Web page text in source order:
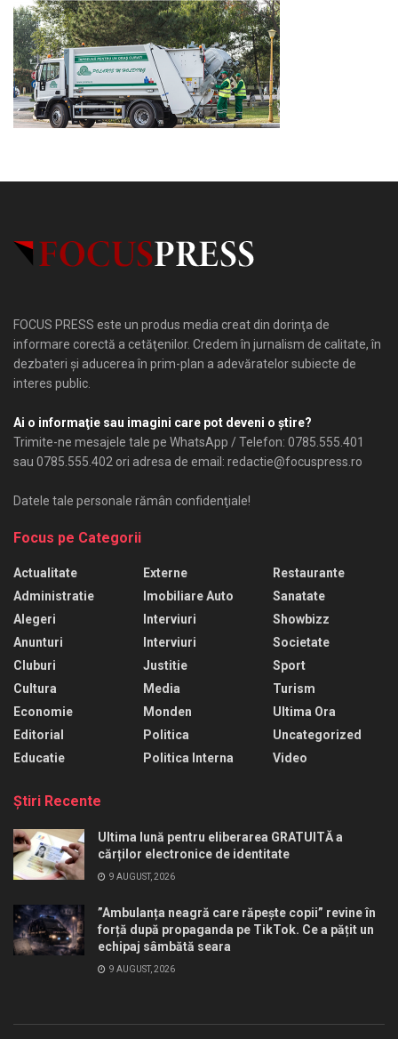
FOCUS PRESS este un produs media creat din dorinţa de
informare corectă a cetăţenilor. Credem în jurnalism de calitate, în
dezbateri şi aducerea în prim-plan a adevăratelor subiecte de
interes public.
Ai o informaţie sau imagini care pot deveni o ştire?
Trimite-ne mesajele tale pe WhatsApp / Telefon: 0785.555.401
sau 0785.555.402 ori adresa de email: redactie@focuspress.ro
Datele tale personale rămân confidenţiale!
Focus pe Categorii
Actualitate
Administratie
Alegeri
Anunturi
Cluburi
Cultura
Economie
Editorial
Educatie
Externe
Imobiliare Auto
Interviuri
Interviuri
Justitie
Media
Monden
Politica
Politica Interna
Restaurante
Sanatate
Showbizz
Societate
Sport
Turism
Ultima Ora
Uncategorized
Video
Ştiri Recente
Ultima lună pentru eliberarea GRATUITĂ a
cărților electronice de identitate
9 AUGUST, 2026
”Ambulanța neagră care răpește copii” revine în
forță după propaganda pe TikTok. Ce a pățit un
echipaj sâmbătă seara
9 AUGUST, 2026